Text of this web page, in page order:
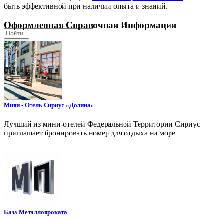
Поиск
быть эффективной при наличии опыта и знаний.
Оформленная Справочная Информация
Мини - Отель Сириус «Долина»
Лучший из мини-отелей Федеральной Территории Сириус
приглашает бронировать номер для отдыха на море
База Металлопроката